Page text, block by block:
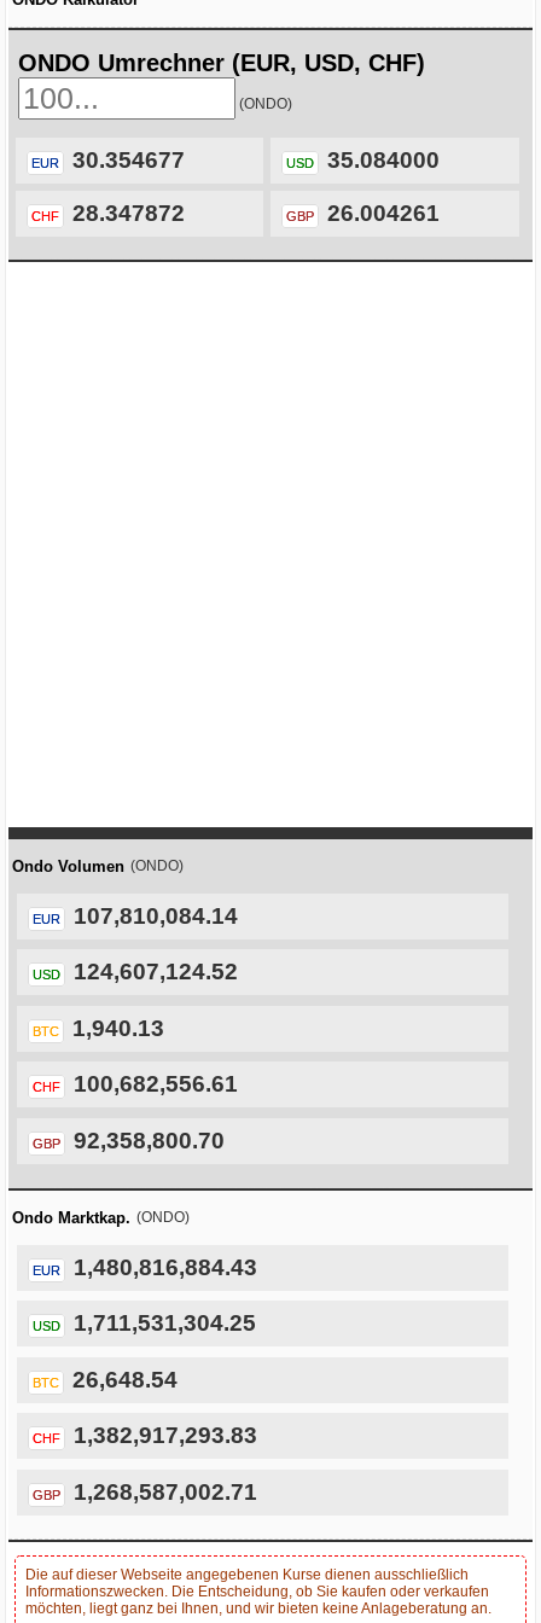
ONDO Umrechner (EUR, USD, CHF)
(ONDO)
EUR 30.354677 USD 35.084000
CHF 28.347872 GBP 26.004261
Ondo Volumen (ONDO)
EUR 107,810,084.14
USD 124,607,124.52
BTC 1,940.13
CHF 100,682,556.61
GBP 92,358,800.70
Ondo Marktkap. (ONDO)
EUR 1,480,816,884.43
USD 1,711,531,304.25
BTC 26,648.54
CHF 1,382,917,293.83
GBP 1,268,587,002.71
Die auf dieser Webseite angegebenen Kurse dienen ausschließlich
Informationszwecken. Die Entscheidung, ob Sie kaufen oder verkaufen
möchten, liegt ganz bei Ihnen, und wir bieten keine Anlageberatung an.